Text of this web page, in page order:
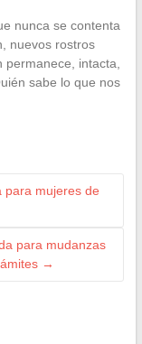
nunca se contenta
nuevos rostros
intacta,
sabe lo que nos
para mujeres de
para mudanzas
→